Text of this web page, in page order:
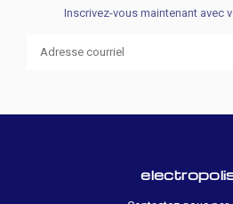
Inscrivez-vous maintenant avec